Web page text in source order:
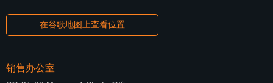
在谷歌地图上查看位置
销售办公室